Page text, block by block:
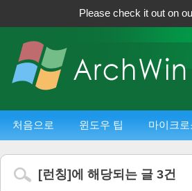
Please check it out on
처음으로 윈도우 팁 마이크
[런칭]에 해당되는 글 3건